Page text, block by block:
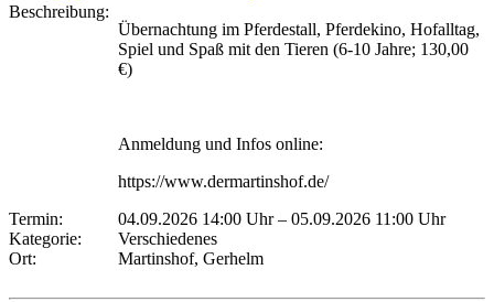
Beschreibung:
Übernachtung im Pferdestall, Pferdekino, Hofalltag,
Spiel und Spaß mit den Tieren (6-10 Jahre; 130,00
€)
Anmeldung und Infos online:
https://www.dermartinshof.de/
Termin:
04.09.2026 14:00 Uhr– 05.09.2026 11:00 Uhr
Kategorie:
Verschiedenes
Ort:
Martinshof, Gerhelm